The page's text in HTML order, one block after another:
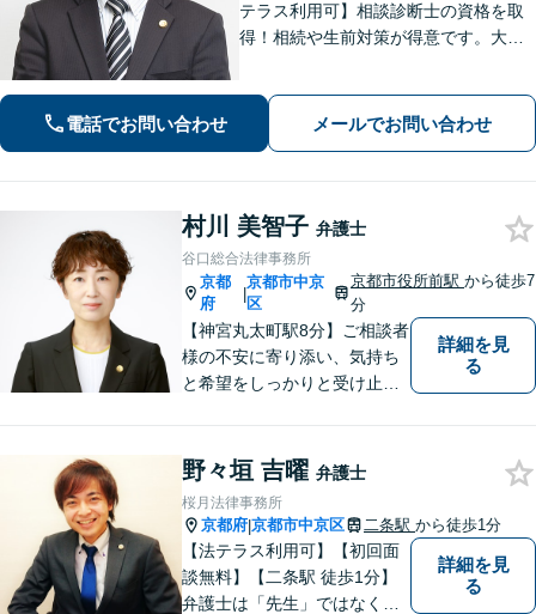
テラス利用可】相談診断士の資格を取
得！相続や生前対策が得意です。大阪
交換で最良なリーガルサービスを【夜
間・休日面談可】【完全個室】【丸太
電話でお問い合わせ メールでお問い合わせ
村川 美智子 弁護士
谷口総合法律事務所
京都
府
|
京都市中京
区
京都市役所前駅から徒歩7
分
【神宮丸太町駅8分】ご相談者
様の不安に寄り添い、気持ち
と希望をしっかりと受け止め
う真摯にサポートします。ど
うぞお気軽にお話しくださ
い。【完全個室で相談可】
【地域密着型の法律事務所】
詳細を見
る
野々垣 吉曜 弁護士
桜月法律事務所
京都府|京都市中京区 二条駅 から徒歩1分
【法テラス利用可】【初回面
談無料】【二条駅 徒歩1分】
弁護士は「先生」ではなく、
詳細を見
る